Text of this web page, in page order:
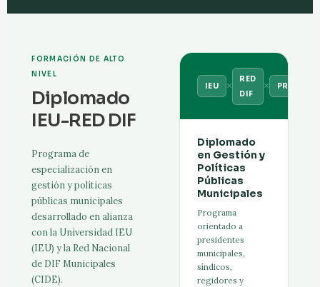
FORMACIÓN DE ALTO
NIVEL
Diplomado
IEU-RED DIF
Programa de
especialización en
gestión y políticas
públicas municipales
desarrollado en alianza
con la Universidad IEU
(IEU) y la Red Nacional
de DIF Municipales
(CIDE).
IEU ×
RED
DIF
×
Diplomado
en Gestión y
Políticas
Públicas
Municipales
Programa
orientado a
presidentes
municipales,
síndicos,
regidores y